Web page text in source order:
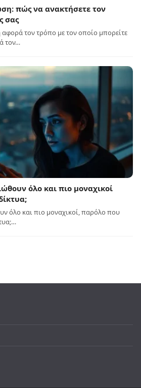
πώς να ανακτήσετε τον
σας
τον τρόπο με τον οποίο μπορείτε
τον…
όλο και πιο μοναχικοί
όλο και πιο μοναχικοί, παρόλο που